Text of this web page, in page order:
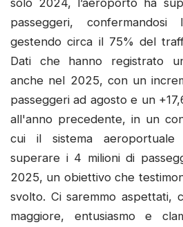
solo 2024, l’aeroporto ha
passeggeri,
gestendo circa il 75% del
Dati che hanno registrato
anche nel 2025, con un
passeggeri ad agosto e un
all'anno precedente, in un
cui il sistema
superare i 4 milioni di
2025, un obiettivo che
svolto. Ci saremmo aspettati,
maggiore, entusiasmo e